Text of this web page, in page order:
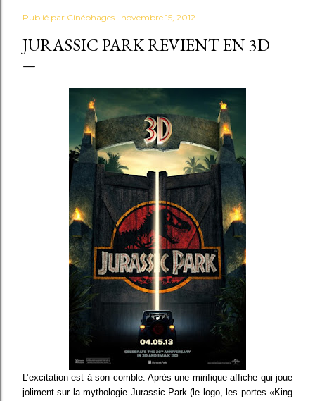
Publié par Cinéphages novembre 15, 2012
JURASSIC PARK REVIENT EN 3D
L’excitation est à son comble. Après une mirifique affiche qui joue
joliment sur la mythologie Jurassic Park (le logo, les portes «King